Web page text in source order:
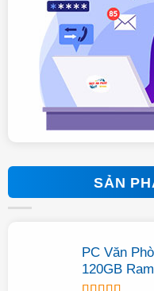
SẢN
PC Văn
120GB